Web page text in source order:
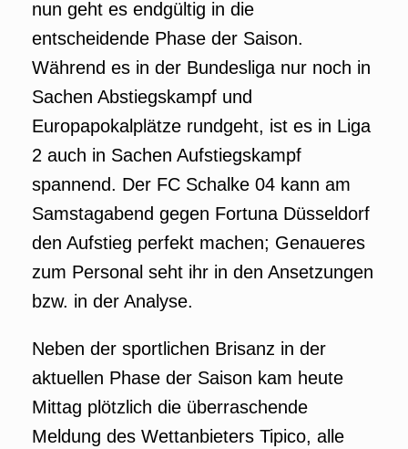
nun geht es endgültig in die
entscheidende Phase der Saison.
Während es in der Bundesliga nur noch in
Sachen Abstiegskampf und
Europapokalplätze rundgeht, ist es in Liga
2 auch in Sachen Aufstiegskampf
spannend. Der FC Schalke 04 kann am
Samstagabend gegen Fortuna Düsseldorf
den Aufstieg perfekt machen; Genaueres
zum Personal seht ihr in den Ansetzungen
bzw. in der Analyse.
Neben der sportlichen Brisanz in der
aktuellen Phase der Saison kam heute
Mittag plötzlich die überraschende
Meldung des Wettanbieters Tipico, alle